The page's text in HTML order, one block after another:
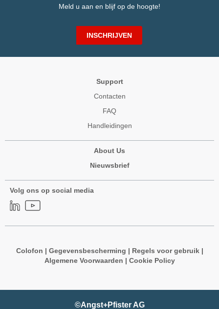
Meld u aan en blijf op de hoogte!
INSCHRIJVEN
Support
Contacten
FAQ
Handleidingen
About Us
Nieuwsbrief
Volg ons op social media
Colofon | Gegevensbescherming | Regels voor gebruik|
Algemene Voorwaarden | Cookie Policy
©Angst+Pfister AG